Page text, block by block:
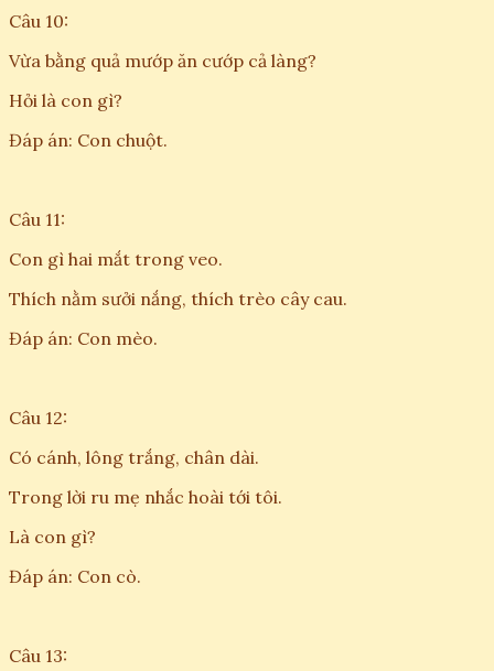
Câu 10:
Vừa bằng quả mướp ăn cướp cả làng?
Hỏi là con gì?
Đáp án: Con chuột.
Câu 11:
Con gì hai mắt trong veo.
Thích nằm sưởi nắng, thích trèo cây cau.
Đáp án: Con mèo.
Câu 12:
Có cánh, lông trắng, chân dài.
Trong lời ru mẹ nhắc hoài tới tôi.
Là con gì?
Đáp án: Con cò.
Câu 13: